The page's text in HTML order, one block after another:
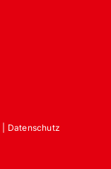
Datenschutz